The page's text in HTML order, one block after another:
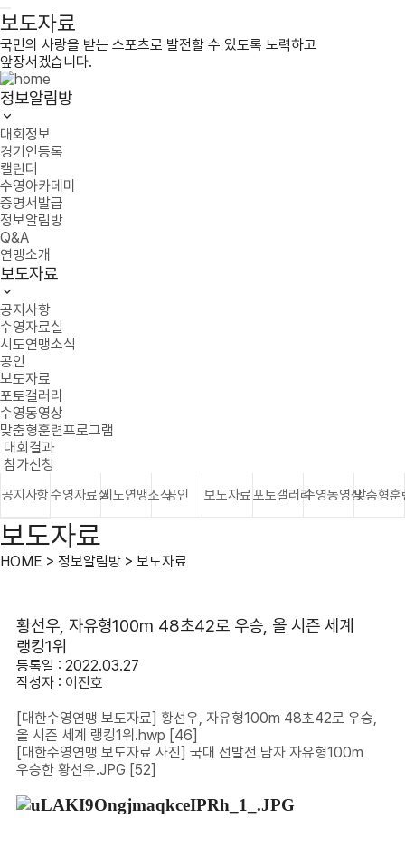
보도자료
국민의 사랑을 받는 스포츠로 발전할 수 있도록 노력하고
앞장서겠습니다.
정보알림방
대회정보
경기인등록
캘린더
수영아카데미
증명서발급
정보알림방
Q&A
연맹소개
보도자료
공지사항
수영자료실
시도연맹소식
공인
보도자료
포토갤러리
수영동영상
맞춤형훈련프로그램
대회결과
참가신청
공지사항수영자료실시도연맹소식공인 보도자료포토갤러리수영동영상맞춤형훈
보도자료
HOME > 정보알림방 > 보도자료
황선우, 자유형100m 48초42로 우승, 올 시즌 세계
랭킹1위
등록일 : 2022.03.27
작성자 : 이진호
[대한수영연맹 보도자료] 황선우, 자유형100m 48초42로 우승,
올 시즌 세계 랭킹1위.hwp [46]
[대한수영연맹 보도자료 사진] 국대 선발전 남자 자유형100m
우승한 황선우.JPG [52]